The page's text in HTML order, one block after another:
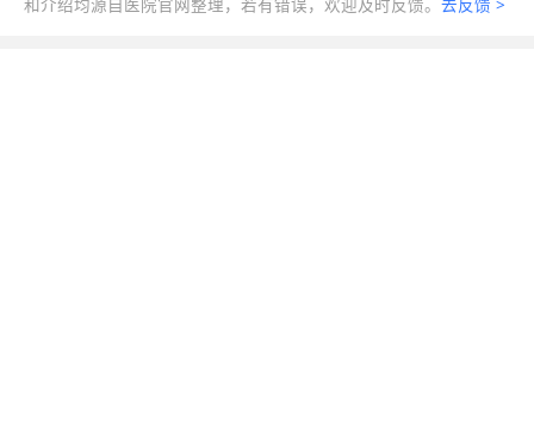
和介绍均源自医院官网整理，若有错误，欢迎及时反馈。去反馈 >